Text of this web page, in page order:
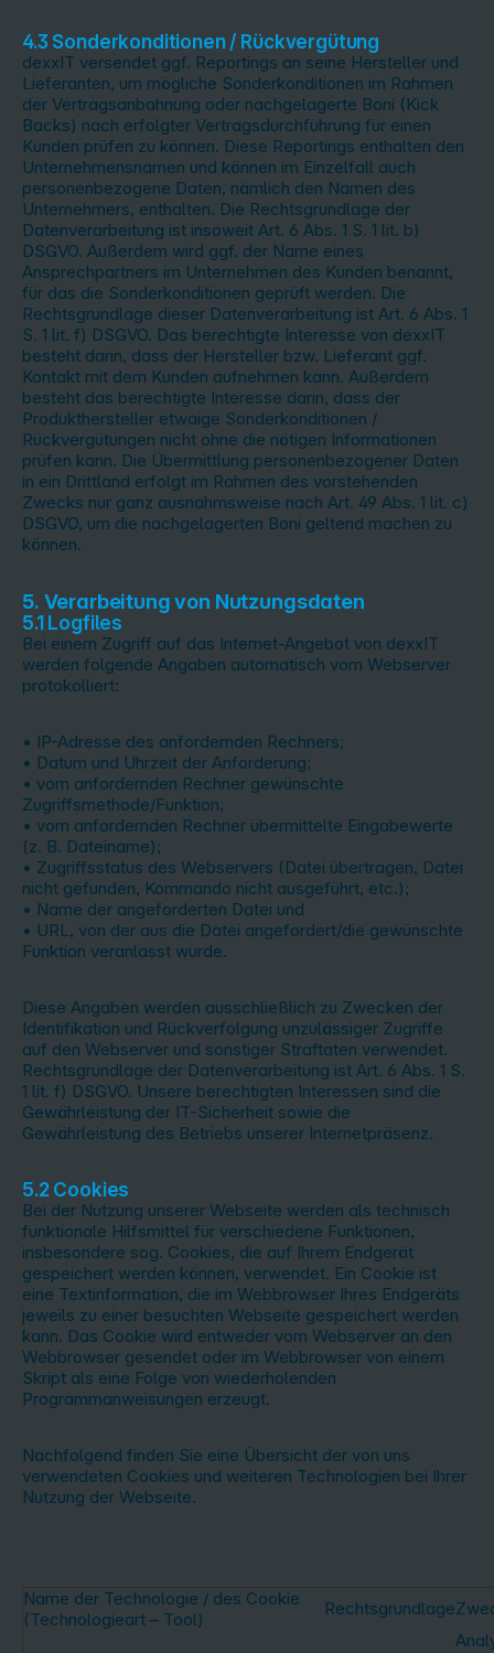
4.3 Sonderkonditionen / Rückvergütung
dexxIT versendet ggf. Reportings an seine Hersteller und
Lieferanten, um mögliche Sonderkonditionen im Rahmen
der Vertragsanbahnung oder nachgelagerte Boni (Kick
Backs) nach erfolgter Vertragsdurchführung für einen
Kunden prüfen zu können. Diese Reportings enthalten den
Unternehmensnamen und können im Einzelfall auch
personenbezogene Daten, nämlich den Namen des
Unternehmers, enthalten. Die Rechtsgrundlage der
Datenverarbeitung ist insoweit Art. 6 Abs. 1 S. 1 lit. b)
DSGVO. Außerdem wird ggf. der Name eines
Ansprechpartners im Unternehmen des Kunden benannt,
für das die Sonderkonditionen geprüft werden. Die
Rechtsgrundlage dieser Datenverarbeitung ist Art. 6 Abs. 1
S. 1 lit. f) DSGVO. Das berechtigte Interesse von dexxIT
besteht darin, dass der Hersteller bzw. Lieferant ggf.
Kontakt mit dem Kunden aufnehmen kann. Außerdem
besteht das berechtigte Interesse darin, dass der
Produkthersteller etwaige Sonderkonditionen /
Rückvergütungen nicht ohne die nötigen Informationen
prüfen kann. Die Übermittlung personenbezogener Daten
in ein Drittland erfolgt im Rahmen des vorstehenden
Zwecks nur ganz ausnahmsweise nach Art. 49 Abs. 1 lit. c)
DSGVO, um die nachgelagerten Boni geltend machen zu
können.
5. Verarbeitung von Nutzungsdaten
5.1 Logfiles
Bei einem Zugriff auf das Internet-Angebot von dexxIT
werden folgende Angaben automatisch vom Webserver
protokolliert:
• IP-Adresse des anfordernden Rechners;
• Datum und Uhrzeit der Anforderung;
• vom anfordernden Rechner gewünschte
Zugriffsmethode/Funktion;
• vom anfordernden Rechner übermittelte Eingabewerte
(z. B. Dateiname);
• Zugriffsstatus des Webservers (Datei übertragen, Datei
nicht gefunden, Kommando nicht ausgeführt, etc.);
• Name der angeforderten Datei und
• URL, von der aus die Datei angefordert/die gewünschte
Funktion veranlasst wurde.
Diese Angaben werden ausschließlich zu Zwecken der
Identifikation und Rückverfolgung unzulässiger Zugriffe
auf den Webserver und sonstiger Straftaten verwendet.
Rechtsgrundlage der Datenverarbeitung ist Art. 6 Abs. 1 S.
1 lit. f) DSGVO. Unsere berechtigten Interessen sind die
Gewährleistung der IT-Sicherheit sowie die
Gewährleistung des Betriebs unserer Internetpräsenz.
5.2 Cookies
Bei der Nutzung unserer Webseite werden als technisch
funktionale Hilfsmittel für verschiedene Funktionen,
insbesondere sog. Cookies, die auf Ihrem Endgerät
gespeichert werden können, verwendet. Ein Cookie ist
eine Textinformation, die im Webbrowser Ihres Endgeräts
jeweils zu einer besuchten Webseite gespeichert werden
kann. Das Cookie wird entweder vom Webserver an den
Webbrowser gesendet oder im Webbrowser von einem
Skript als eine Folge von wiederholenden
Programmanweisungen erzeugt.
Nachfolgend finden Sie eine Übersicht der von uns
verwendeten Cookies und weiteren Technologien bei Ihrer
Nutzung der Webseite.
Name der Technologie / des Cookie
(Technologieart – Tool)
Rechtsgrundlage